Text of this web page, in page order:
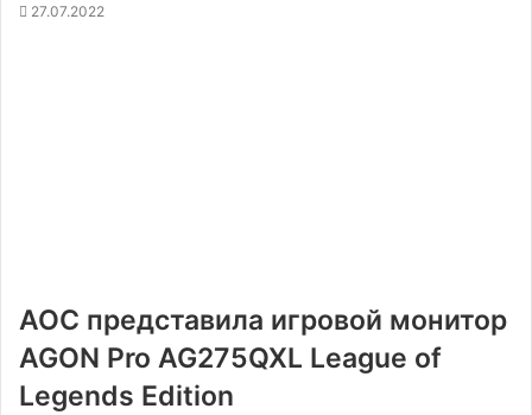
27.07.2022
AOC представила игровой монитор
AGON Pro AG275QXL League of
Legends Edition